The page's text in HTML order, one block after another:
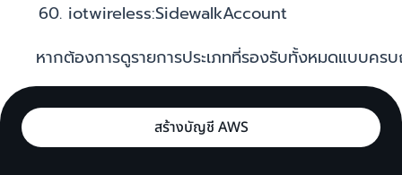
60. iotwireless:SidewalkAccount
หากต้องการดูรายการประเภทที่รองรับทั้งหมดแบบคร
สร้างบัญชี AWS